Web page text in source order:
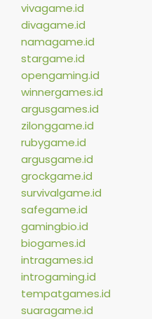
vivagame.id
divagame.id
namagame.id
stargame.id
opengaming.id
winnergames.id
argusgames.id
zilonggame.id
rubygame.id
argusgame.id
grockgame.id
survivalgame.id
safegame.id
gamingbio.id
biogames.id
intragames.id
introgaming.id
tempatgames.id
suaragame.id